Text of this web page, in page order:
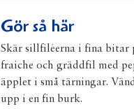
Gör så här
Skär sillfiléerna i fina bitar
fraiche och gräddfil med
äpplet i små tärningar.
upp i en fin burk.